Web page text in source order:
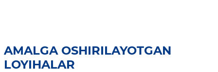
AMALGA OSHIRILAYOTGAN
LOYIHALAR